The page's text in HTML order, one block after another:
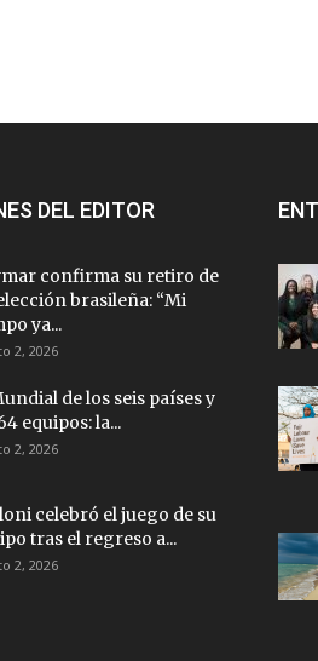
DEL EDITOR
confirma su retiro de
brasileña: “Mi
ya...
2, 2026
de los seis países y
equipos: la...
2, 2026
celebró el juego de su
tras el regreso a...
2, 2026